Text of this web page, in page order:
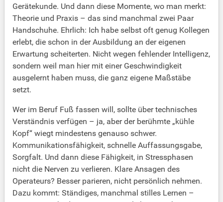
Gerätekunde. Und dann diese Momente, wo man merkt:
Theorie und Praxis – das sind manchmal zwei Paar
Handschuhe. Ehrlich: Ich habe selbst oft genug Kollegen
erlebt, die schon in der Ausbildung an der eigenen
Erwartung scheiterten. Nicht wegen fehlender Intelligenz,
sondern weil man hier mit einer Geschwindigkeit
ausgelernt haben muss, die ganz eigene Maßstäbe
setzt.
Wer im Beruf Fuß fassen will, sollte über technisches
Verständnis verfügen – ja, aber der berühmte „kühle
Kopf“ wiegt mindestens genauso schwer.
Kommunikationsfähigkeit, schnelle Auffassungsgabe,
Sorgfalt. Und dann diese Fähigkeit, in Stressphasen
nicht die Nerven zu verlieren. Klare Ansagen des
Operateurs? Besser parieren, nicht persönlich nehmen.
Dazu kommt: Ständiges, manchmal stilles Lernen –